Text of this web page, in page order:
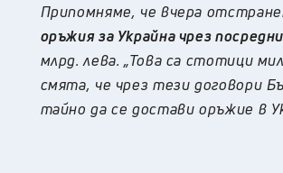
Припомняме, че вчера
оръжия за Украйна чрез
млрд. лева. „Това са стотици
смята, че чрез тези договори
тайно да се достави оръжие в